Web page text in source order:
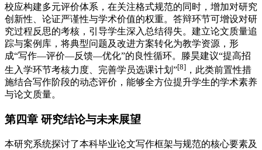
校应构建多元评价体系，在关注格式规范的同时，增加对研究
创新性、论证严谨性与学术价值的权重。答辩环节可增设对研
究过程反思的考核，引导学生深入总结得失。建立论文质量追
踪与案例库，将典型问题及改进方案转化为教学资源，形
成“写作—评价—反馈—优化”的良性循环。滕昊建议“提高招
生入学环节考核力度、完善学员选课计划”[8] ，此类前置性措
施结合写作阶段的动态评价，能够全方位提升学生的学术素养
与论文质量。
第四章 研究结论与未来展望
本研究系统探讨了本科毕业论文写作框架与规范的核心要素及